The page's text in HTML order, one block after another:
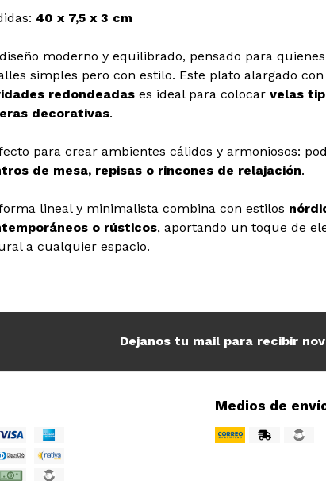
40 x 7,5 x 3 cm
moderno y equilibrado, pensado para
simples pero con estilo. Este plato alargado con
redondeadas es ideal para colocarvelas
decorativas.
para crear ambientes cálidos y armoniosos:
de mesa, repisas o rincones de relajación.
lineal y minimalista combina con estilos
o rústicos, aportando un toque de
a cualquier espacio.
Dejanos tu mail para recibir
Medios de